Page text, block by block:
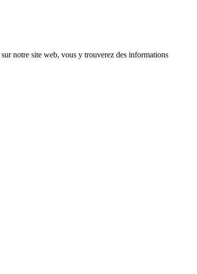
sur notre site web, vous y trouverez des informations